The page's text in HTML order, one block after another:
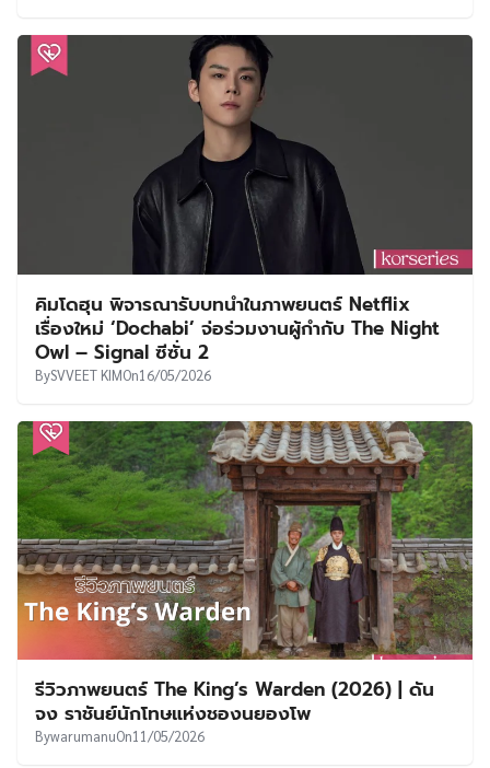
คิมโดฮุน พิจารณารับบทนำในภาพยนตร์ Netflix
เรื่องใหม่ ‘Dochabi’ จ่อร่วมงานผู้กำกับ The Night
Owl – Signal ซีซั่น 2
BySVVEET KIMOn16/05/2026
รีวิวภาพยนตร์ The King’s Warden (2026) | ดัน
จง ราชันย์นักโทษแห่งชองนยองโพ
BywarumanuOn11/05/2026